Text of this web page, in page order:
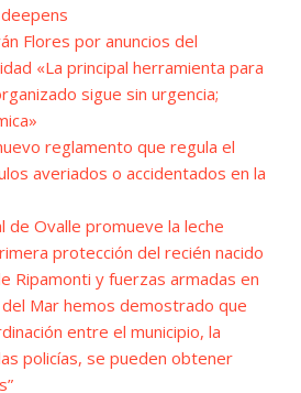
Flores por anuncios del
«La principal herramienta para
sigue sin urgencia;
reglamento que regula el
averiados o accidentados en la
de Ovalle promueve la leche
protección del recién nacido
Ripamonti y fuerzas armadas en
del Mar hemos demostrado que
entre el municipio, la
policías, se pueden obtener